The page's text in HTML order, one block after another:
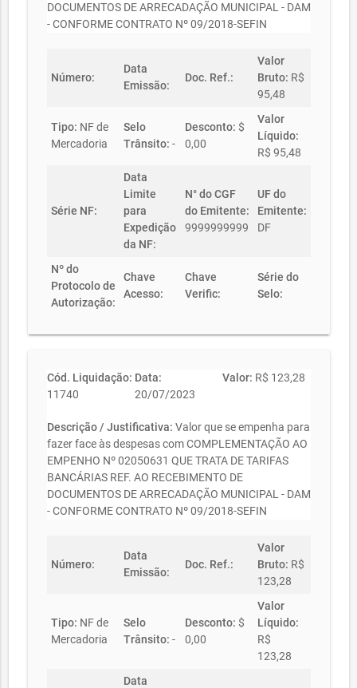
DOCUMENTOS DE ARRECADAÇÃO MUNICIPAL - DAM
- CONFORME CONTRATO Nº 09/2018-SEFIN
Número:
Data
Emissão:
Doc. Ref.:
Valor
Bruto: R$
95,48
Tipo: NF de
Mercadoria
Selo
Trânsito: -
Desconto: $
0,00
Valor
Líquido:
R$ 95,48
Série NF:
Data
Limite
para
Expedição
da NF:
N° do CGF
do Emitente:
9999999999
UF do
Emitente:
DF
Nº do
Protocolo de
Autorização:
Chave
Acesso:
Chave
Verific:
Série do
Selo:
Cód. Liquidação:
11740
Data:
20/07/2023
Valor: R$ 123,28
Descrição / Justificativa: Valor que se empenha para
fazer face às despesas com COMPLEMENTAÇÃO AO
EMPENHO Nº 02050631 QUE TRATA DE TARIFAS
BANCÁRIAS REF. AO RECEBIMENTO DE
DOCUMENTOS DE ARRECADAÇÃO MUNICIPAL - DAM
- CONFORME CONTRATO Nº 09/2018-SEFIN
Número:
Data
Emissão:
Doc. Ref.:
Valor
Bruto: R$
123,28
Tipo: NF de
Mercadoria
Selo
Trânsito: -
Desconto: $
0,00
Valor
Líquido:
R$
123,28
Data